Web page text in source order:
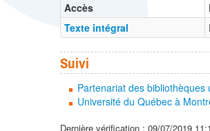
Accès
Texte intégral
Suivi
Partenariat des
Université du Québec à
Dernière vérification : 09/07/2019